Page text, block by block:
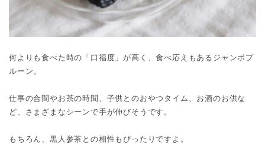
何よりも食べた時の「口福度」が高く、食べ応えもあるジャンボプ
ルーン。
仕事の合間やお茶の時間、子供とのおやつタイム、お酒のお供な
ど、さまざまなシーンで手が伸びそうです。
もちろん、黒人参茶との相性もぴったりですよ。